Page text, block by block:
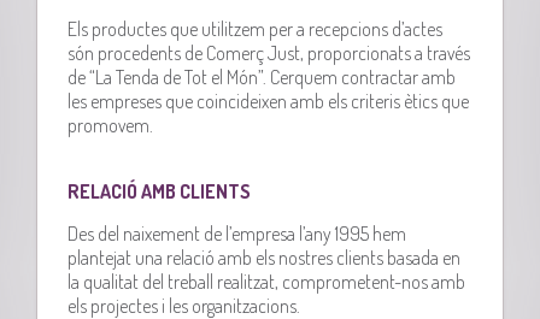
Els productes que utilitzem per a recepcions d’actes
són procedents de Comerç Just, proporcionats a través
de “La Tenda de Tot el Món”. Cerquem contractar amb
les empreses que coincideixen amb els criteris ètics que
promovem.
RELACIÓ AMB CLIENTS
Des del naixement de l’empresa l’any 1995 hem
plantejat una relació amb els nostres clients basada en
la qualitat del treball realitzat, comprometent-nos amb
els projectes i les organitzacions.